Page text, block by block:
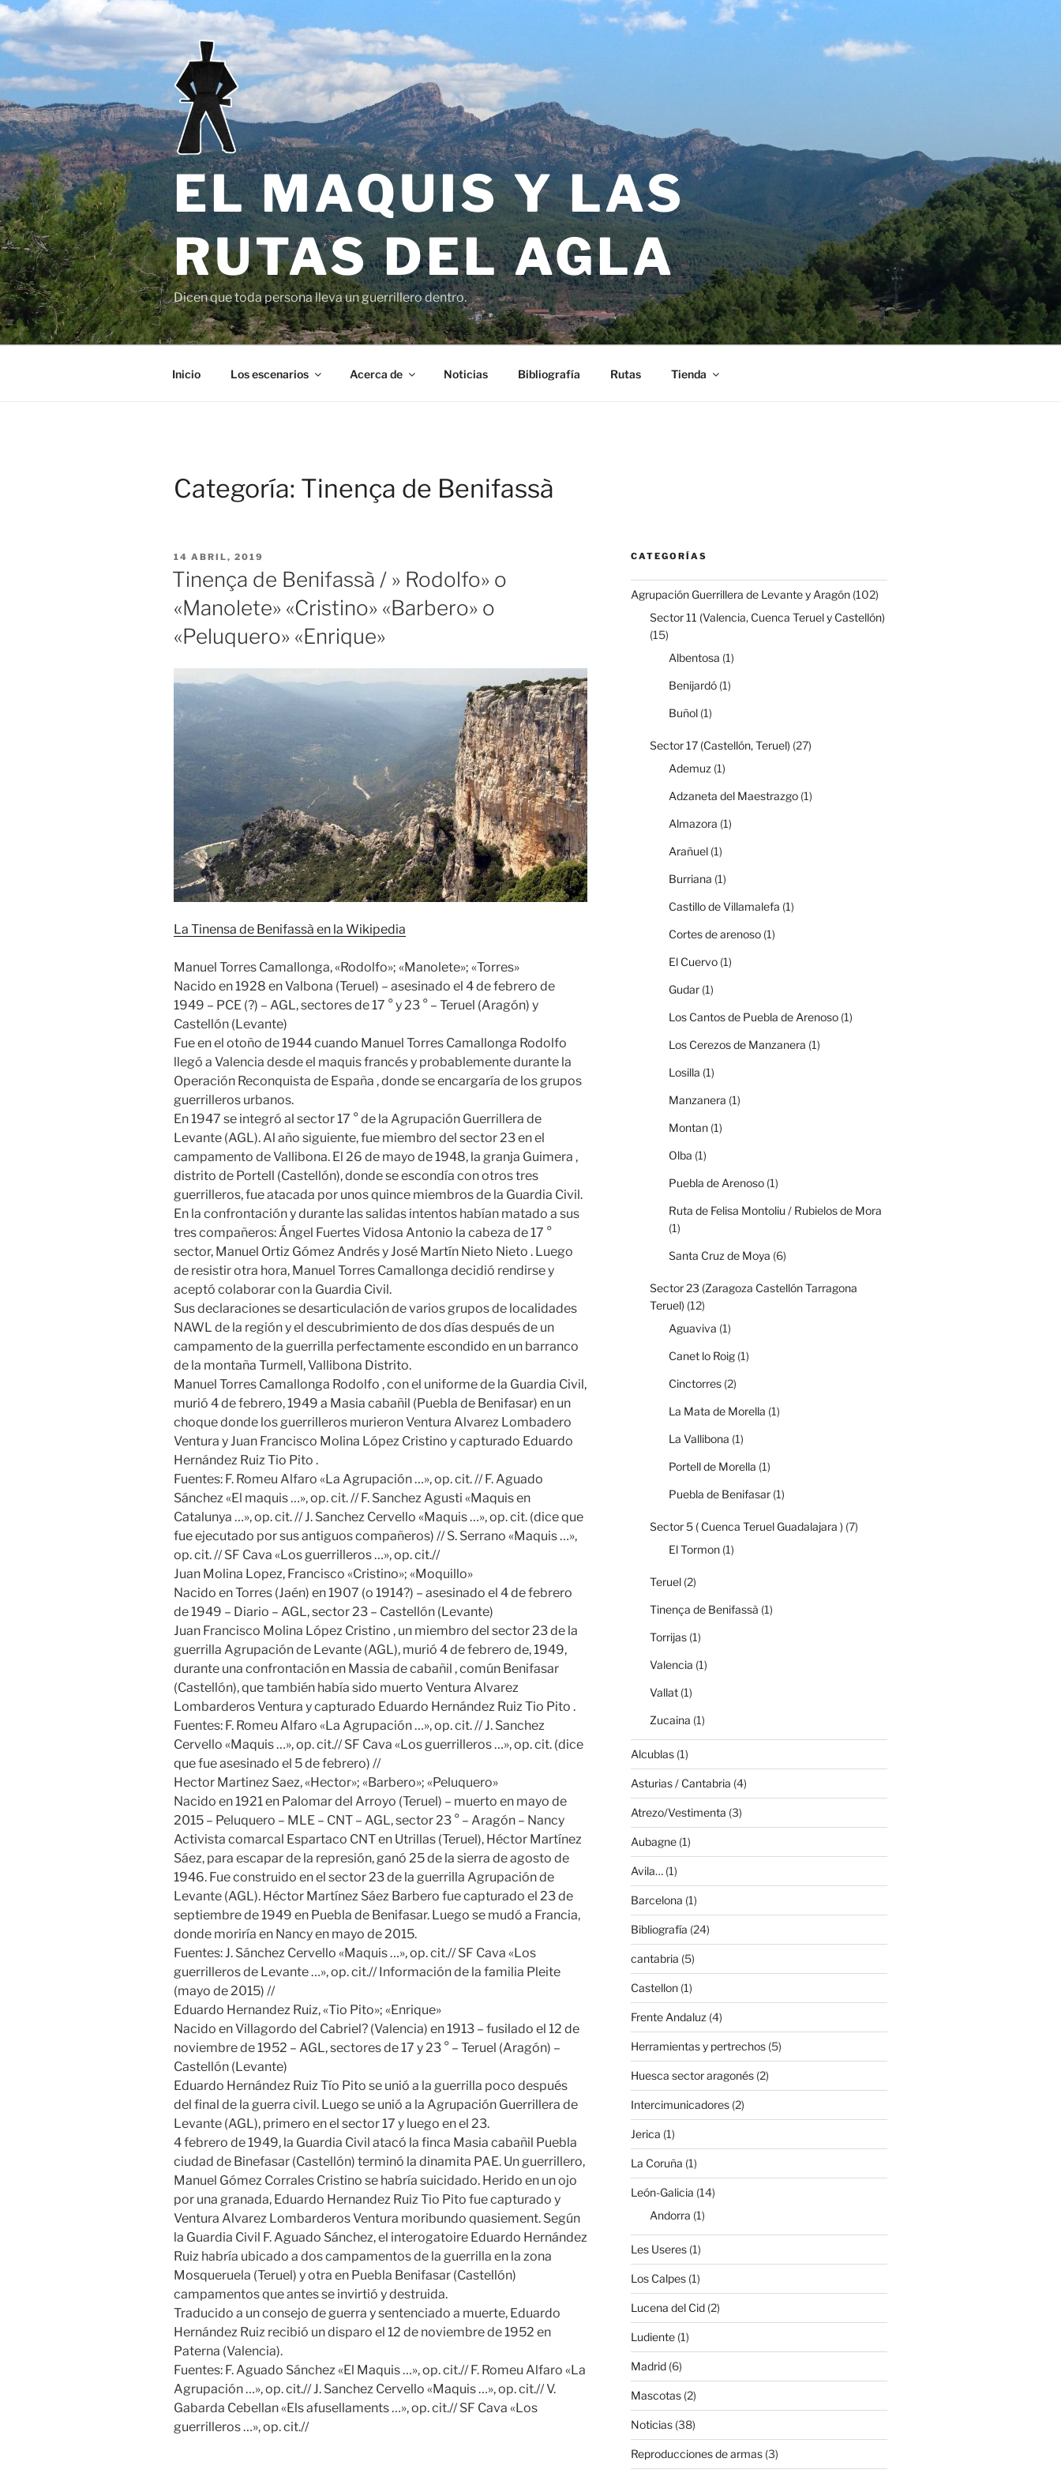
Saltar
contenido
EL MAQUIS Y LAS
RUTAS DEL AGLA
Dicen que toda persona lleva un guerrillero dentro.
Inicio Los escenarios Acerca de Noticias Bibliografía Rutas Tienda
Categoría: Tinença de Benifassà
PUBLICADO
EL
14 ABRIL, 2019
Tinença de Benifassà / » Rodolfo» o
«Manolete» «Cristino» «Barbero» o
«Peluquero» «Enrique»
La Tinensa de Benifassà en la Wikipedia
Manuel Torres Camallonga, «Rodolfo»; «Manolete»; «Torres»
Nacido en 1928 en Valbona (Teruel) – asesinado el 4 de febrero de
1949 – PCE (?) – AGL, sectores de 17 ° y 23 ° – Teruel (Aragón) y
Castellón (Levante)
Fue en el otoño de 1944 cuando Manuel Torres Camallonga Rodolfo
llegó a Valencia desde el maquis francés y probablemente durante la
Operación Reconquista de España , donde se encargaría de los grupos
guerrilleros urbanos.
En 1947 se integró al sector 17 ° de la Agrupación Guerrillera de
Levante (AGL). Al año siguiente, fue miembro del sector 23 en el
campamento de Vallibona. El 26 de mayo de 1948, la granja Guimera ,
distrito de Portell (Castellón), donde se escondía con otros tres
guerrilleros, fue atacada por unos quince miembros de la Guardia Civil.
En la confrontación y durante las salidas intentos habían matado a sus
tres compañeros: Ángel Fuertes Vidosa Antonio la cabeza de 17 °
sector, Manuel Ortiz Gómez Andrés y José Martín Nieto Nieto . Luego
de resistir otra hora, Manuel Torres Camallonga decidió rendirse y
aceptó colaborar con la Guardia Civil.
Sus declaraciones se desarticulación de varios grupos de localidades
NAWL de la región y el descubrimiento de dos días después de un
campamento de la guerrilla perfectamente escondido en un barranco
de la montaña Turmell, Vallibona Distrito.
Manuel Torres Camallonga Rodolfo , con el uniforme de la Guardia Civil,
murió 4 de febrero, 1949 a Masia cabañil (Puebla de Benifasar) en un
choque donde los guerrilleros murieron Ventura Alvarez Lombadero
Ventura y Juan Francisco Molina López Cristino y capturado Eduardo
Hernández Ruiz Tio Pito .
Fuentes: F. Romeu Alfaro «La Agrupación …», op. cit. // F. Aguado
Sánchez «El maquis …», op. cit. // F. Sanchez Agusti «Maquis en
Catalunya …», op. cit. // J. Sanchez Cervello «Maquis …», op. cit. (dice que
fue ejecutado por sus antiguos compañeros) // S. Serrano «Maquis …»,
op. cit. // SF Cava «Los guerrilleros …», op. cit.//
Juan Molina Lopez, Francisco «Cristino»; «Moquillo»
Nacido en Torres (Jaén) en 1907 (o 1914?) – asesinado el 4 de febrero
de 1949 – Diario – AGL, sector 23 – Castellón (Levante)
Juan Francisco Molina López Cristino , un miembro del sector 23 de la
guerrilla Agrupación de Levante (AGL), murió 4 de febrero de, 1949,
durante una confrontación en Massia de cabañil , común Benifasar
(Castellón), que también había sido muerto Ventura Alvarez
Lombarderos Ventura y capturado Eduardo Hernández Ruiz Tio Pito .
Fuentes: F. Romeu Alfaro «La Agrupación …», op. cit. // J. Sanchez
Cervello «Maquis …», op. cit.// SF Cava «Los guerrilleros …», op. cit. (dice
que fue asesinado el 5 de febrero) //
Hector Martinez Saez, «Hector»; «Barbero»; «Peluquero»
Nacido en 1921 en Palomar del Arroyo (Teruel) – muerto en mayo de
2015 – Peluquero – MLE – CNT – AGL, sector 23 ° – Aragón – Nancy
Activista comarcal Espartaco CNT en Utrillas (Teruel), Héctor Martínez
Sáez, para escapar de la represión, ganó 25 de la sierra de agosto de
1946. Fue construido en el sector 23 de la guerrilla Agrupación de
Levante (AGL). Héctor Martínez Sáez Barbero fue capturado el 23 de
septiembre de 1949 en Puebla de Benifasar. Luego se mudó a Francia,
donde moriría en Nancy en mayo de 2015.
Fuentes: J. Sánchez Cervello «Maquis …», op. cit.// SF Cava «Los
guerrilleros de Levante …», op. cit.// Información de la familia Pleite
(mayo de 2015) //
Eduardo Hernandez Ruiz, «Tio Pito»; «Enrique»
Nacido en Villagordo del Cabriel? (Valencia) en 1913 – fusilado el 12 de
noviembre de 1952 – AGL, sectores de 17 y 23 ° – Teruel (Aragón) –
Castellón (Levante)
Eduardo Hernández Ruiz Tío Pito se unió a la guerrilla poco después
del final de la guerra civil. Luego se unió a la Agrupación Guerrillera de
Levante (AGL), primero en el sector 17 y luego en el 23.
4 febrero de 1949, la Guardia Civil atacó la finca Masia cabañil Puebla
ciudad de Binefasar (Castellón) terminó la dinamita PAE. Un guerrillero,
Manuel Gómez Corrales Cristino se habría suicidado. Herido en un ojo
por una granada, Eduardo Hernandez Ruiz Tio Pito fue capturado y
Ventura Alvarez Lombarderos Ventura moribundo quasiement. Según
la Guardia Civil F. Aguado Sánchez, el interogatoire Eduardo Hernández
Ruiz habría ubicado a dos campamentos de la guerrilla en la zona
Mosqueruela (Teruel) y otra en Puebla Benifasar (Castellón)
campamentos que antes se invirtió y destruida.
Traducido a un consejo de guerra y sentenciado a muerte, Eduardo
Hernández Ruiz recibió un disparo el 12 de noviembre de 1952 en
Paterna (Valencia).
Fuentes: F. Aguado Sánchez «El Maquis …», op. cit.// F. Romeu Alfaro «La
Agrupación …», op. cit.// J. Sanchez Cervello «Maquis …», op. cit.// V.
Gabarda Cebellan «Els afusellaments …», op. cit.// SF Cava «Los
guerrilleros …», op. cit.//
CATEGORÍAS
Agrupación Guerrillera de Levante y Aragón(102)
Sector 11 (Valencia, Cuenca Teruel y Castellón)
(15)
Albentosa (1)
Benijardó(1)
Buñol(1)
Sector 17 (Castellón, Teruel) (27)
Ademuz (1)
Adzaneta del Maestrazgo(1)
Almazora (1)
Arañuel(1)
Burriana (1)
Castillo de Villamalefa (1)
Cortes de arenoso(1)
El Cuervo(1)
Gudar(1)
Los Cantos de Puebla de Arenoso(1)
Los Cerezos de Manzanera (1)
Losilla (1)
Manzanera (1)
Montan(1)
Olba (1)
Puebla de Arenoso(1)
Ruta de Felisa Montoliu / Rubielos de Mora
(1)
Santa Cruz de Moya (6)
Sector 23 (Zaragoza Castellón Tarragona
Teruel) (12)
Aguaviva (1)
Canet lo Roig(1)
Cinctorres(2)
La Mata de Morella (1)
La Vallibona (1)
Portell de Morella (1)
Puebla de Benifasar(1)
Sector 5 ( Cuenca Teruel Guadalajara ) (7)
El Tormon(1)
Teruel(2)
Tinença de Benifassà (1)
Torrijas(1)
Valencia (1)
Vallat(1)
Zucaina (1)
Alcublas(1)
Asturias / Cantabria (4)
Atrezo/Vestimenta (3)
Aubagne(1)
Avila…(1)
Barcelona (1)
Bibliografía (24)
cantabria (5)
Castellon(1)
Frente Andaluz (4)
Herramientas y pertrechos(5)
Huesca sector aragonés(2)
Intercimunicadores(2)
Jerica (1)
La Coruña (1)
León-Galicia (14)
Andorra (1)
Les Useres(1)
Los Calpes(1)
Lucena del Cid(2)
Ludiente(1)
Madrid(6)
Mascotas(2)
Noticias(38)
Reproducciones de armas(3)